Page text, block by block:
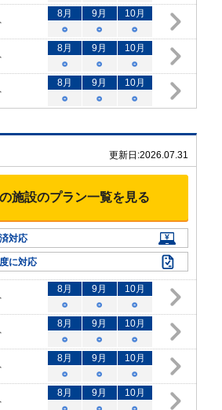
8月 9月 10月
○
○ ○
8月 9月 10月
○
○ ○
8月 9月 10月
○
○ ○
更新日:2026.07.31
施設のプラン一覧を見る
対応
に対応
8月 9月 10月
○
○ ○
8月 9月 10月
○
○ ○
8月 9月 10月
○
○ ○
8月 9月 10月